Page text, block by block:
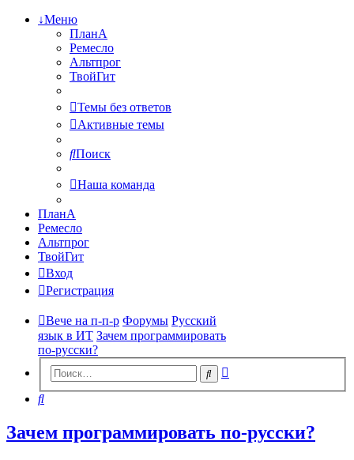
↓Меню
ПланА
Ремесло
Альтпрог
ТвойГит
Темы без ответов
Активные темы
Поиск
Наша команда
ПланА
Ремесло
Альтпрог
ТвойГит
Вход
Регистрация
Вече на п-п-р Форумы Русский
язык в ИТ Зачем программировать
по-русски?
Поиск
Поиск
Зачем программировать по-русски?